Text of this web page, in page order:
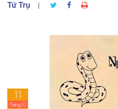
Tứ Trụ |
11
Tháng 02